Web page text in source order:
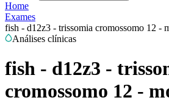
Home
Exames
fish - d12z3 - trissomia cromossomo 12 -
Análises clínicas
fish - d12z3 -
cromossomo 12 -